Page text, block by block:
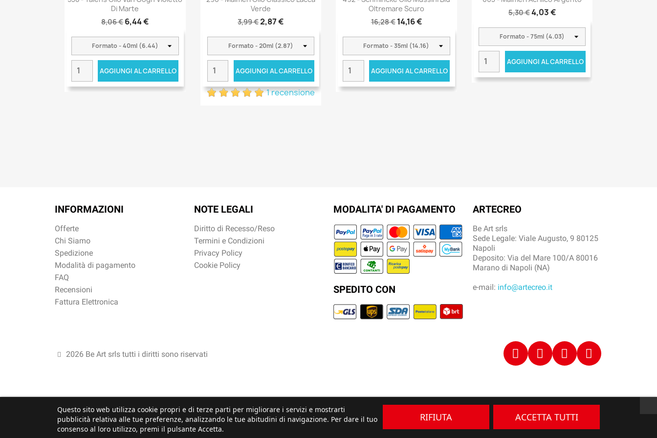
Di Marte
8,06 €6,44 €
AGGIUNGI AL CARRELLO
Verde
3,99 €2,87 €
AGGIUNGI AL CARRELLO
1 recensione
Oltremare Scuro
16,28 € 14,16 €
AGGIUNGI AL CARRELLO
5,30 €4,03 €
AGGIUNGI AL CARRELLO
INFORMAZIONI
Offerte
Chi Siamo
Spedizione
Modalità di pagamento
FAQ
Recensioni
Fattura Elettronica
NOTE LEGALI
Diritto di Recesso/Reso
Termini e Condizioni
Privacy Policy
Cookie Policy
MODALITA' DI PAGAMENTO
SPEDITO CON
ARTECREO
Be Art srls
Sede Legale: Viale Augusto, 9 80125
Napoli
Deposito: Via del Mare 100/A 80016
Marano di Napoli (NA)
e-mail: info@artecreo.it
2026 Be Art srls tutti i diritti sono riservati
Questo sito web utilizza cookie propri e di terze parti per migliorare i servizi e mostrarti
pubblicità relativa alle tue preferenze, analizzando le tue abitudini di navigazione. Per dare il tuo
consenso al loro utilizzo, premi il pulsante Accetta.
RIFIUTA ACCETTA TUTTI